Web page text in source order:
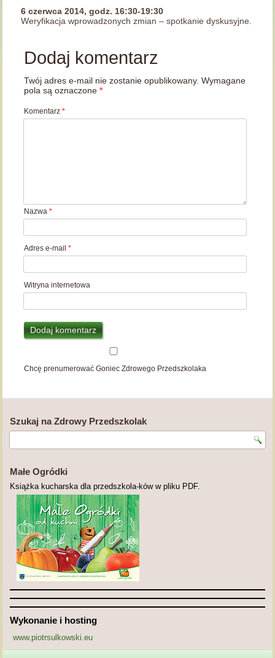
6 czerwca 2014, godz. 16:30-19:30
Weryfikacja wprowadzonych zmian – spotkanie dyskusyjne.
Dodaj komentarz
Twój adres e-mail nie zostanie opublikowany. Wymagane
pola są oznaczone*
Komentarz*
Nazwa*
Adres e-mail*
Witryna internetowa
Chcę prenumerować Goniec Zdrowego Przedszkolaka
Szukaj na Zdrowy Przedszkolak
Małe Ogródki
Książka kucharska dla przedszkola-ków w pliku PDF.
Wykonanie i hosting
www.piotrsulkowski.eu